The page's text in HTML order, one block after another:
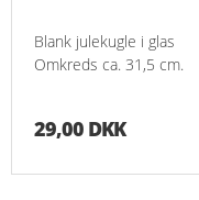
Blank julekugle i glas
Omkreds ca. 31,5 cm.
29,00 DKK